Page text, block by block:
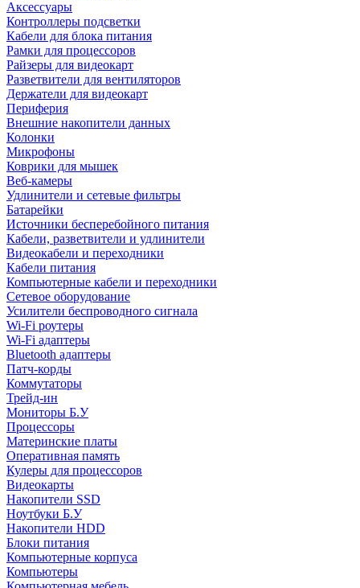
Аксессуары
Контроллеры подсветки
Кабели для блока питания
Рамки для процессоров
Райзеры для видеокарт
Разветвители для вентиляторов
Держатели для видеокарт
Периферия
Внешние накопители данных
Колонки
Микрофоны
Коврики для мышек
Веб-камеры
Удлинители и сетевые фильтры
Батарейки
Источники бесперебойного питания
Кабели, разветвители и удлинители
Видеокабели и переходники
Кабели питания
Компьютерные кабели и переходники
Сетевое оборудование
Усилители беспроводного сигнала
Wi-Fi роутеры
Wi-Fi адаптеры
Bluetooth адаптеры
Патч-корды
Коммутаторы
Трейд-ин
Мониторы Б.У
Процессоры
Материнские платы
Оперативная память
Кулеры для процессоров
Видеокарты
Накопители SSD
Ноутбуки Б.У
Накопители HDD
Блоки питания
Компьютерные корпуса
Компьютеры